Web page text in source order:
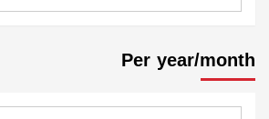
Per year/month